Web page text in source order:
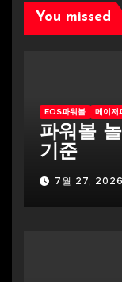
You missed
EOS파워볼 메이저
파워볼
기준
7월 27, 2026